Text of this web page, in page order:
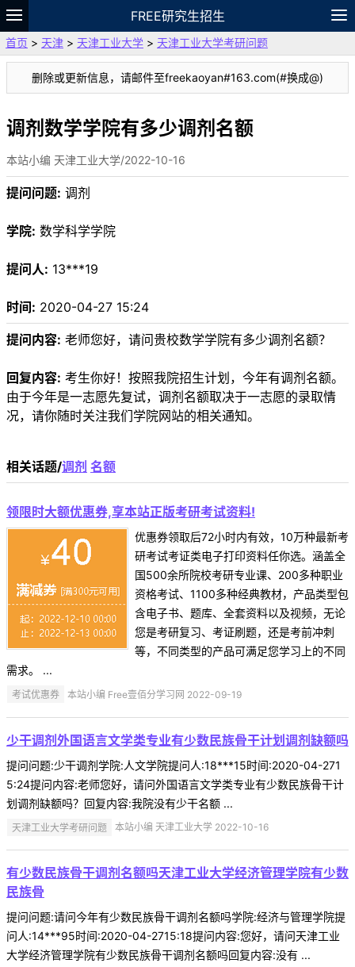
FREE研究生招生
题库
故事 专题 APP 笔记
论坛
VIP
资料
首页 > 天津 > 天津工业大学 > 天津工业大学考研问题
删除或更新信息，请邮件至freekaoyan#163.com(#换成@)
调剂数学学院有多少调剂名额
本站小编 天津工业大学/2022-10-16
提问问题: 调剂
学院: 数学科学学院
提问人: 13***19
时间: 2020-04-27 15:24
提问内容: 老师您好，请问贵校数学学院有多少调剂名额？
回复内容: 考生你好！按照我院招生计划，今年有调剂名额。
由于今年是一志愿先复试，调剂名额取决于一志愿的录取情
况，请你随时关注我们学院网站的相关通知。
相关话题/调剂 名额
领限时大额优惠券,享本站正版考研考试资料!
优惠券领取后72小时内有效，10万种最新考
研考试考证类电子打印资料任你选。涵盖全
国500余所院校考研专业课、200多种职业
资格考试、1100多种经典教材，产品类型包
含电子书、题库、全套资料以及视频，无论
您是考研复习、考证刷题，还是考前冲刺
等，不同类型的产品可满足您学习上的不同
需求。 ...
考试优惠券 本站小编 Free壹佰分学习网 2022-09-19
少干调剂外国语言文学类专业有少数民族骨干计划调剂缺额吗
提问问题:少干调剂学院:人文学院提问人:18***15时间:2020-04-271
5:24提问内容:老师您好，请问外国语言文学类专业有少数民族骨干计
划调剂缺额吗？回复内容:我院没有少干名额 ...
天津工业大学考研问题 本站小编 天津工业大学 2022-10-16
有少数民族骨干调剂名额吗天津工业大学经济管理学院有少数
民族骨
提问问题:请问今年有少数民族骨干调剂名额吗学院:经济与管理学院提
问人:14***95时间:2020-04-2715:18提问内容:您好，请问天津工业
大学经济管理学院有少数民族骨干调剂名额吗回复内容:没有 ...